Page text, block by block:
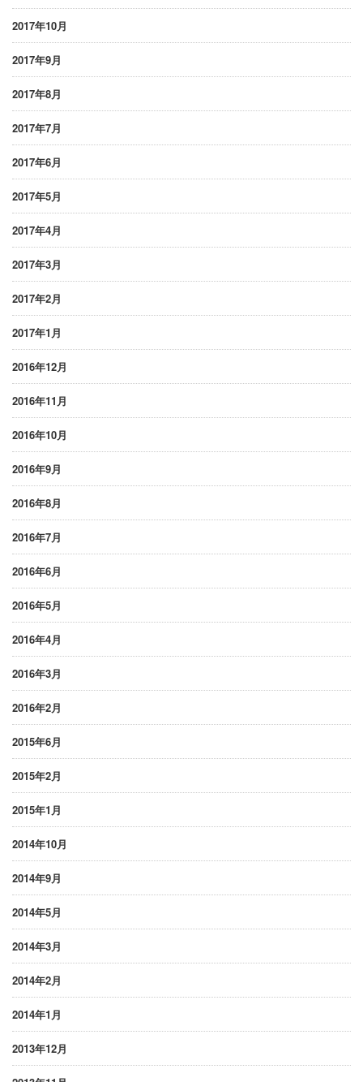
2017年10月
2017年9月
2017年8月
2017年7月
2017年6月
2017年5月
2017年4月
2017年3月
2017年2月
2017年1月
2016年12月
2016年11月
2016年10月
2016年9月
2016年8月
2016年7月
2016年6月
2016年5月
2016年4月
2016年3月
2016年2月
2015年6月
2015年2月
2015年1月
2014年10月
2014年9月
2014年5月
2014年3月
2014年2月
2014年1月
2013年12月